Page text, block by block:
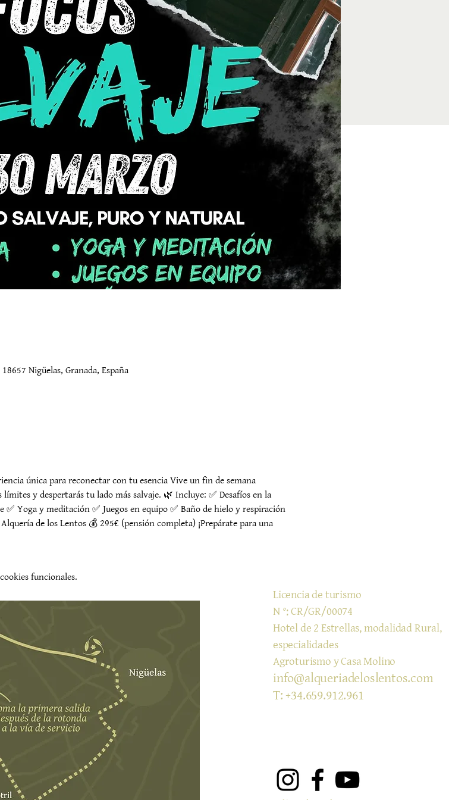
Nigüelas, Granada, España
única para reconectar con tu esencia Vive un fin de semana
y despertarás tu lado más salvaje. 🌿 Incluye: ✅ Desafíos en la
Yoga y meditación ✅ Juegos en equipo ✅ Baño de hielo y respiración
de los Lentos 💰 295€ (pensión completa) ¡Prepárate para una
funcionales.
​Licencia de turismo
N °: CR/GR/00074
Hotel de 2 Estrellas, modalidad Rural,
especialidades
Agroturismo y Casa Molino
info@alqueriadeloslentos.com
T: +34.659.912.961